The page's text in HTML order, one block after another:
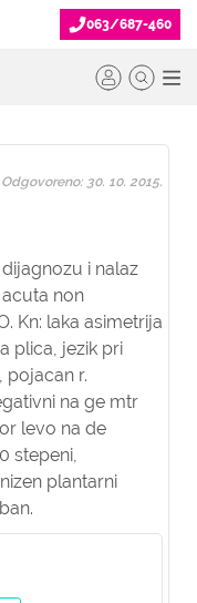
063/687-460
i nalaz
non
Kn: laka asimetrija
plica, jezik pri
pojacan r.
na ge mtr
levo na de
stepeni,
plantarni
Odgovoreno: 30. 10. 2015.